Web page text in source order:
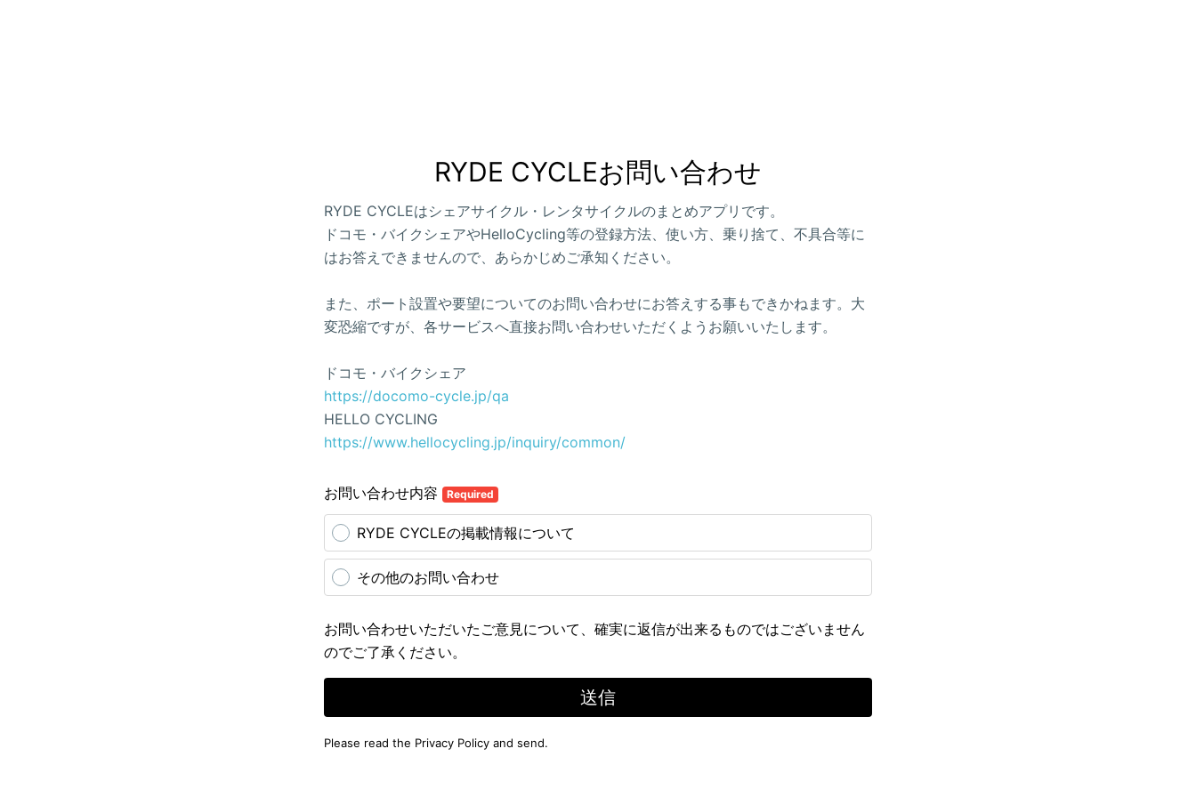
RYDE CYCLEお問い合わせ
RYDE CYCLEはシェアサイクル・レンタサイクルのまとめアプリです。
ドコモ・バイクシェアやHelloCycling等の登録方法、使い方、乗り捨て、不具合等に
はお答えできませんので、あらかじめご承知ください。
また、ポート設置や要望についてのお問い合わせにお答えする事もできかねます。大
変恐縮ですが、各サービスへ直接お問い合わせいただくようお願いいたします。
ドコモ・バイクシェア
https://docomo-cycle.jp/qa
HELLO CYCLING
https://www.hellocycling.jp/inquiry/common/
お問い合わせ内容 Required
RYDE CYCLEの掲載情報について
その他のお問い合わせ
お問い合わせいただいたご意見について、確実に返信が出来るものではございません
のでご了承ください。
送信
Please read the Privacy Policy and send.